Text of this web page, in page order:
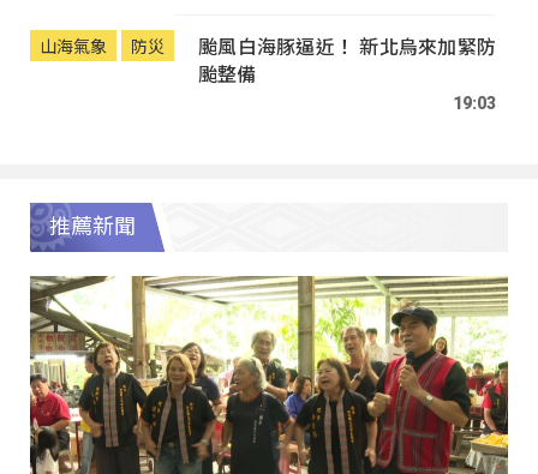
山海氣象 防災
颱風白海豚逼近！ 新北烏來加緊防
颱整備
19:03
推薦新聞